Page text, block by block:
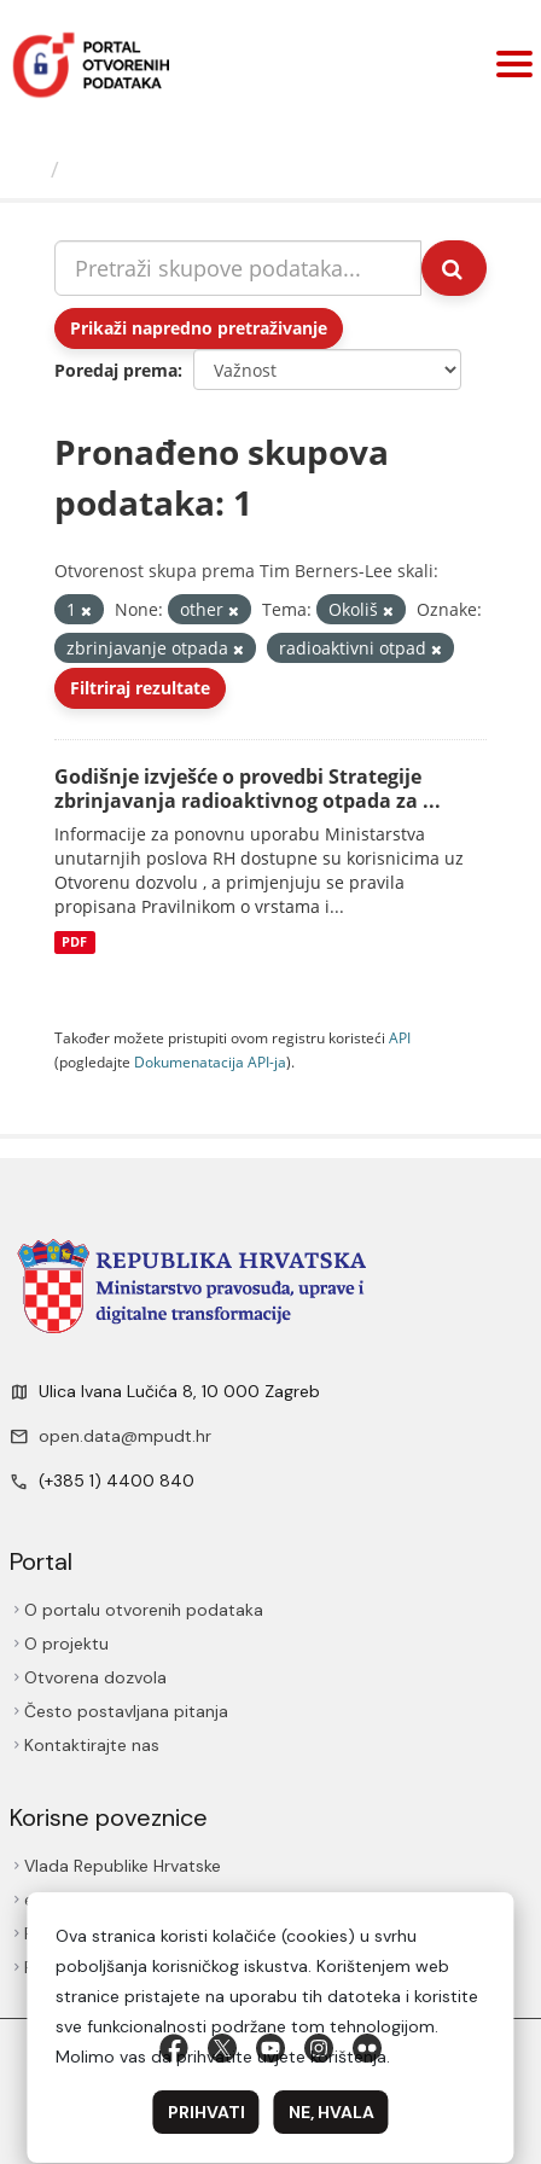
sadržaj
Prikaži napredno pretraživanje
Poredaj prema
Pronađeno skupova
podataka: 1
Otvorenost skupa prema Tim Berners-Lee skali:
1
None: other Tema: Okoliš
Oznake:
zbrinjavanje otpada
radioaktivni otpad
Filtriraj rezultate
Godišnje izvješće o provedbi Strategije
zbrinjavanja radioaktivnog otpada za ...
Informacije za ponovnu uporabu Ministarstva
unutarnjih poslova RH dostupne su korisnicima uz
Otvorenu dozvolu , a primjenjuju se pravila
propisana Pravilnikom o vrstama i...
PDF
Također možete pristupiti ovom registru koristeći API
(pogledajte Dokumenаtаcijа API-jа).